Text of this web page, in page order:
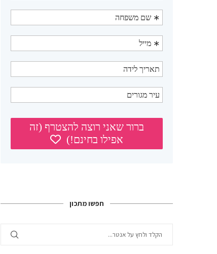
חפשו מתכון